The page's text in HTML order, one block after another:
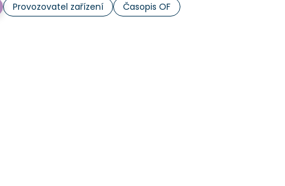
Provozovatel zařízení
Časopis OF